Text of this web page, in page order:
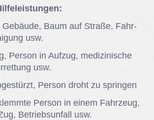
Ge­bäu­de, Baum auf Stra­ße, Fahr­
usw.
Per­son in Auf­zug, me­di­zi­ni­sche
usw.
Per­son droht zu sprin­gen
Per­son in ei­nem Fahr­zeug,
Be­triebs­un­fall usw.